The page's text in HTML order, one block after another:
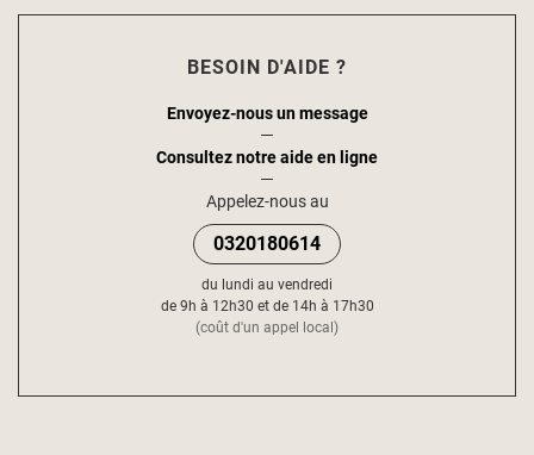
BESOIN D'AIDE ?
Envoyez-nous un message
Consultez notre aide en ligne
Appelez-nous au
0320180614
du lundi au vendredi
de 9h à 12h30 et de 14h à 17h30
(coût d'un appel local)